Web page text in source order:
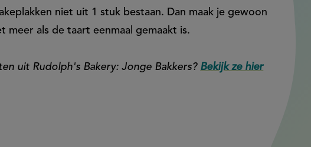
niet uit 1 stuk bestaan. Dan maak je gewoon
meer als de taart eenmaal gemaakt is.
uit Rudolph's Bakery: Jonge Bakkers? Bekijk ze hier